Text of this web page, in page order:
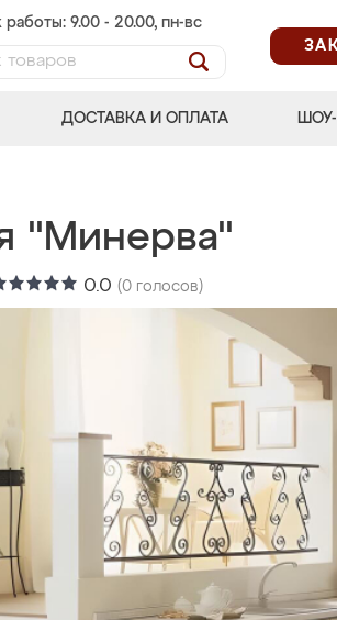
работы: 9.00 - 20.00, пн-вс
ДОСТАВКА И ОПЛАТА
"Минерва"
0.0 (0 голосов)